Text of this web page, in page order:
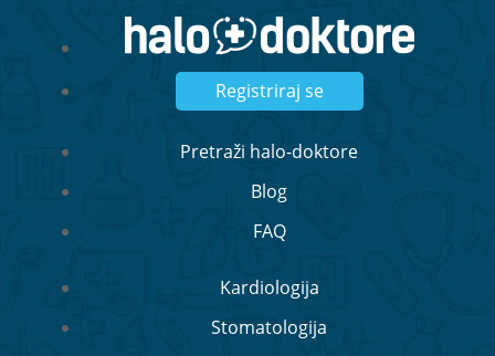
Registriraj se
Pretraži halo-doktore
Blog
FAQ
Kardiologija
Stomatologija